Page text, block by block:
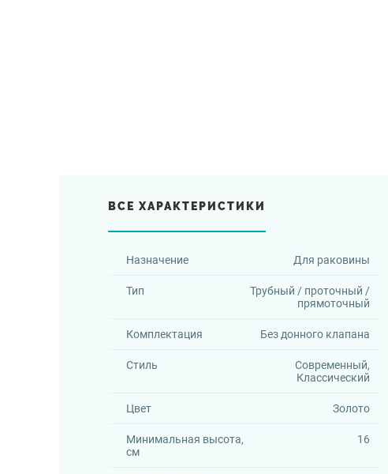
ВСЕ ХАРАКТЕРИСТИКИ
Назначение Для раковины
Тип
Трубный / проточный /
прямоточный
Комплектация Без донного клапана
Стиль
Современный,
Классический
Цвет Золото
Минимальная высота,
см
16